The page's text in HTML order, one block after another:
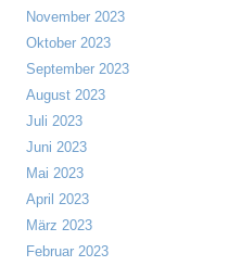
November 2023
Oktober 2023
September 2023
August 2023
Juli 2023
Juni 2023
Mai 2023
April 2023
März 2023
Februar 2023